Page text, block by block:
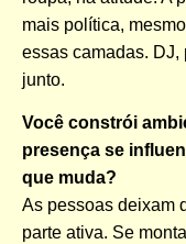
mais política,
essas camadas. DJ,
junto.
Você constrói
presença se
que muda?
As pessoas deixam
parte ativa. Se